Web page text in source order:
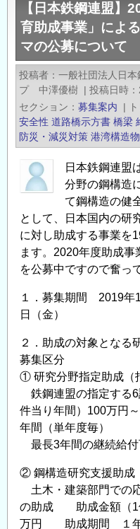
鋼
連
盟】
2021
年
「鋼
構
研
究・
育
助
成
事
業」
に
る
助
成
金
給
付
対
象
研
究
テ
【日本鉄鋼連盟】
育助成事業」によ
マの公募について
投稿者
一般社団法人日
プ 中澤優樹 | 投稿日時
セクション
募集案内 |
安全性 道路橋示方書 橋梁
防災・減災対策 港湾構造物
日本鉄鋼連盟
分野の鋼構造
て鋼構造の健
として、日本国内の研
に対し助成する事業を
ます。2020年度助成
を公募中ですので奮っ
１．募集期間 2019年
日（金）
２．助成の対象となる
募集区分
① 研究分野指定助成（
鉄鋼連盟の指定す
件当り年間）100万
年間（単年度毎）
最長3年間の継続給付
② 鋼構造研究支援助成
土木・建築部門での
の助成 助成金額（1
万円 助成期間 １年